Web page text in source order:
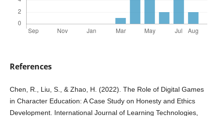
References
Chen, R., Liu, S., & Zhao, H. (2022). The Role of Digital Games
in Character Education: A Case Study on Honesty and Ethics
Development. International Journal of Learning Technologies,